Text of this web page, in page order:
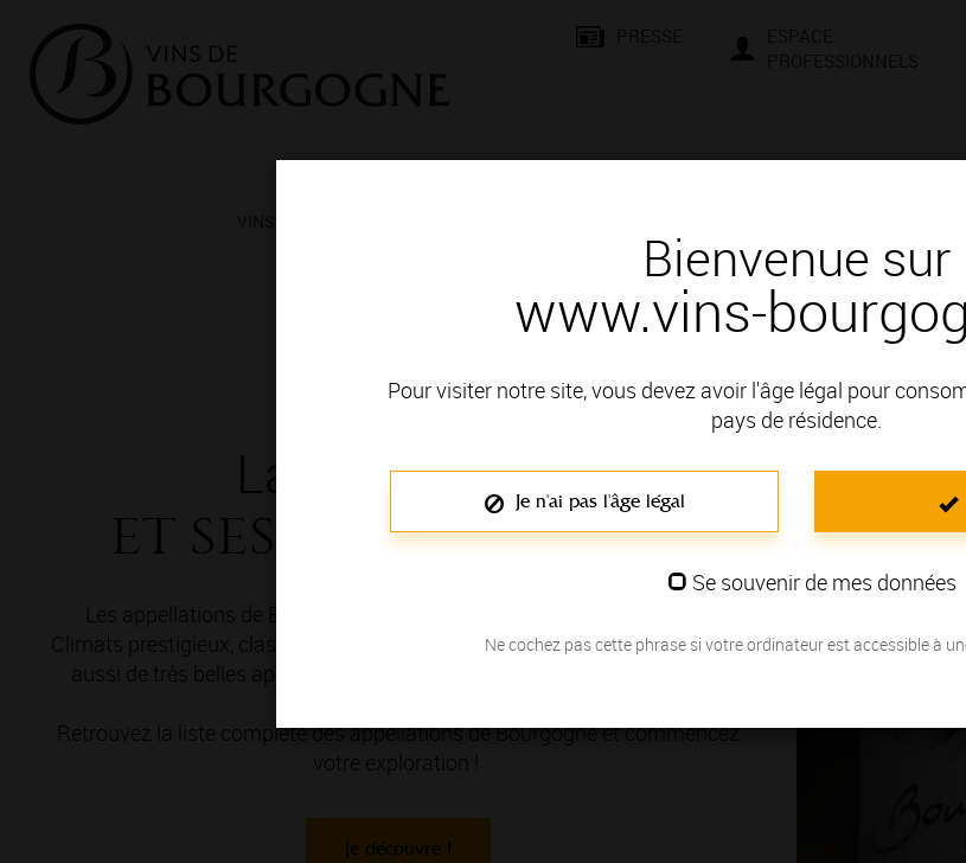
Bienvenue sur
www.vins-
Pour visiter notre site, vous devez avoir l'âge légal pour
pays de résidence.
Je n'ai pas l'âge légal
Se souvenir de mes données
Ne cochez pas cette phrase si votre ordinateur est accessible à
La Bourgogne
et ses appellations
Les appellations de Bourgogne, vous connaissez ? Célèbre pour ses
Climats prestigieux, classés en Premiers et Grands Crus, la Bourgogne offre
aussi de très belles appellations Villages et Régionales. Vous voulez les
Retrouvez la liste complète des appellations de Bourgogne et commencez
votre exploration !
Je découvre !